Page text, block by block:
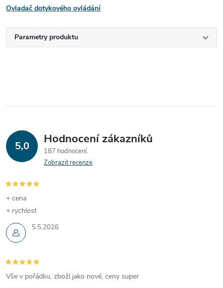
Ovladač dotykového ovládání
Parametry produktu
5,0 Hodnocení zákazníků
187 hodnocení
Zobrazit recenze
5.5.2026
+ cena
+ rychlost
Vše v pořádku, zboží jako nové, ceny super